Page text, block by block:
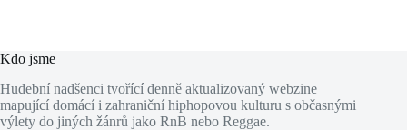
Kdo jsme
Hudební nadšenci tvořící denně aktualizovaný webzine
mapující domácí i zahraniční hiphopovou kulturu s občasnými
výlety do jiných žánrů jako RnB nebo Reggae.